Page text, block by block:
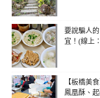
要說騙人
宜！(線上
【板橋美
鳳凰酥、